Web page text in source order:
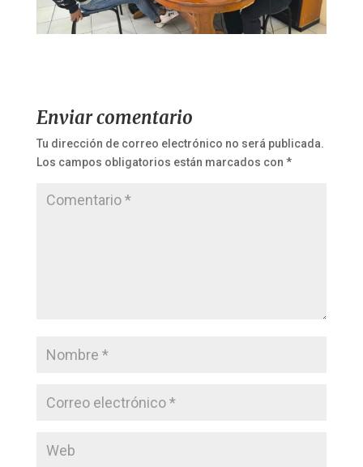
Enviar comentario
Tu dirección de correo electrónico no será publicada.
Los campos obligatorios están marcados con *